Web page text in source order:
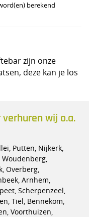
berekend
zijn onze
deze kan je los
wij o.a.
Putten, Nijkerk,
Overberg,
Arnhem,
Scherpenzeel,
Tiel, Bennekom,
Voorthuizen,